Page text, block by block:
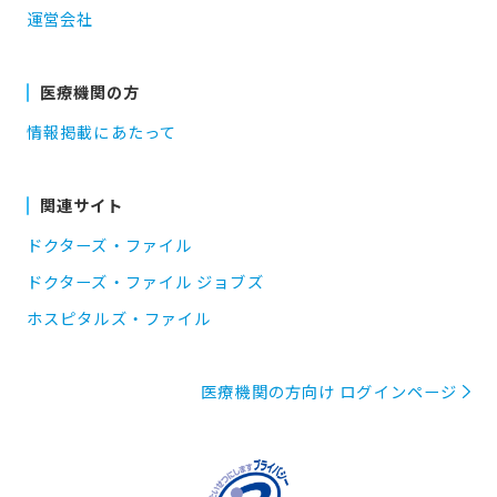
運営会社
医療機関の方
情報掲載にあたって
関連サイト
ドクターズ・ファイル
ドクターズ・ファイル ジョブズ
ホスピタルズ・ファイル
医療機関の方向け ログインページ